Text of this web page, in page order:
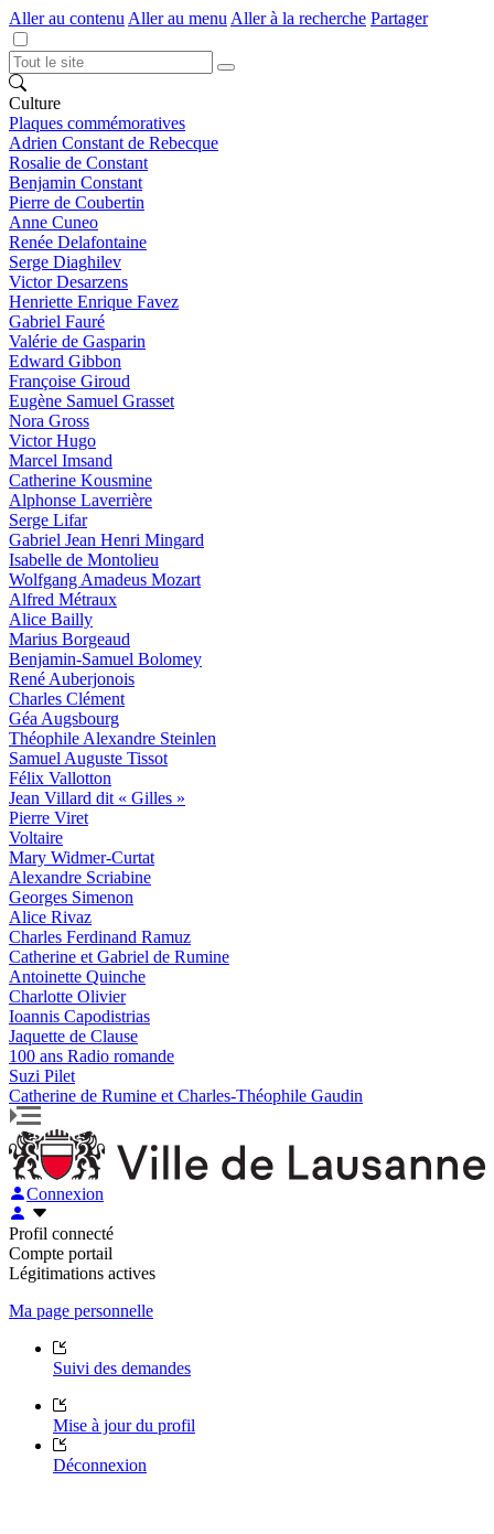
Aller au contenu Aller au menu Aller à la recherche Partager
Culture
Plaques commémoratives
Adrien Constant de Rebecque
Rosalie de Constant
Benjamin Constant
Pierre de Coubertin
Anne Cuneo
Renée Delafontaine
Serge Diaghilev
Victor Desarzens
Henriette Enrique Favez
Gabriel Fauré
Valérie de Gasparin
Edward Gibbon
Françoise Giroud
Eugène Samuel Grasset
Nora Gross
Victor Hugo
Marcel Imsand
Catherine Kousmine
Alphonse Laverrière
Serge Lifar
Gabriel Jean Henri Mingard
Isabelle de Montolieu
Wolfgang Amadeus Mozart
Alfred Métraux
Alice Bailly
Marius Borgeaud
Benjamin-Samuel Bolomey
René Auberjonois
Charles Clément
Géa Augsbourg
Théophile Alexandre Steinlen
Samuel Auguste Tissot
Félix Vallotton
Jean Villard dit « Gilles »
Pierre Viret
Voltaire
Mary Widmer-Curtat
Alexandre Scriabine
Georges Simenon
Alice Rivaz
Charles Ferdinand Ramuz
Catherine et Gabriel de Rumine
Antoinette Quinche
Charlotte Olivier
Ioannis Capodistrias
Jaquette de Clause
100 ans Radio romande
Suzi Pilet
Catherine de Rumine et Charles-Théophile Gaudin
Connexion
Profil connecté
Compte portail
Légitimations actives
Ma page personnelle
Suivi des demandes
Mise à jour du profil
Déconnexion